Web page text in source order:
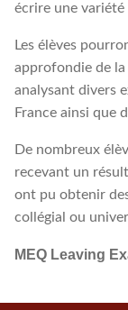
écrire une
Les élèves
approfondie de
analysant divers
France ainsi que
De nombreux
recevant un
ont pu obtenir
collégial ou
MEQ Leaving